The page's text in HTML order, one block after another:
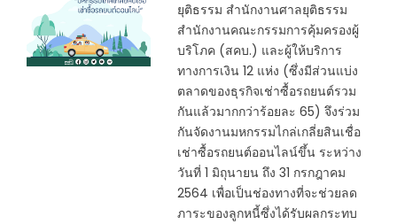
ยุติธรรม สำนักงานศาลยุติธรรม
สำนักงานคณะกรรมการคุ้มครองผู้
บริโภค (สคบ.) และผู้ให้บริการ
ทางการเงิน 12 แห่ง (ซึ่งมีส่วนแบ่ง
ตลาดของธุรกิจเช่าซื้อรถยนต์รวม
กันแล้วมากกว่าร้อยละ 65) จึงร่วม
กันจัดงานมหกรรมไกล่เกลี่ยสินเชื่อ
เช่าซื้อรถยนต์ออนไลน์ขึ้น ระหว่าง
วันที่ 1 มิถุนายน ถึง 31 กรกฎาคม
2564 เพื่อเป็นช่องทางที่จะช่วยลด
ภาระของลูกหนี้ซึ่งได้รับผลกระทบ